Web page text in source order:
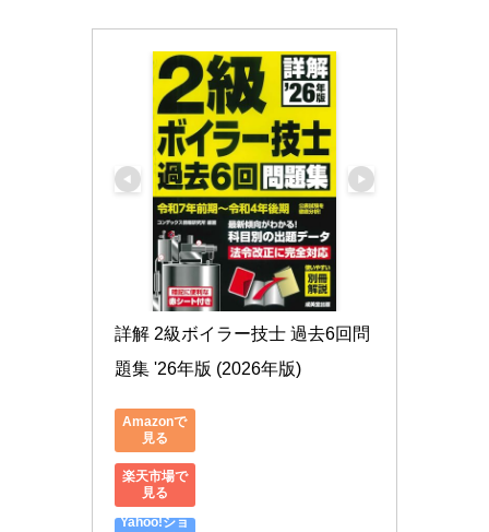
詳解 2級ボイラー技士 過去6回問
題集 '26年版 (2026年版)
Amazonで
見る
楽天市場で
見る
Yahoo!ショ